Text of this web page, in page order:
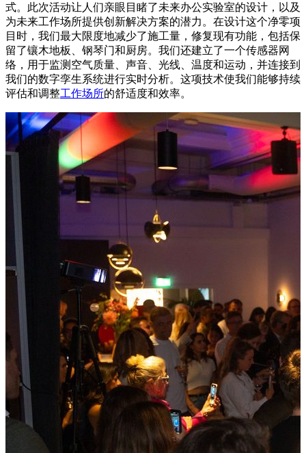
式。此次活动让人们亲眼目睹了未来办公实验室的设计，以及
为未来工作场所提供创新解决方案的潜力。在设计这个净零项
目时，我们最大限度地减少了施工量，修复现有功能，包括保
留了镶木地板、钢琴门和厨房。我们还建立了一个传感器网
络，用于监测空气质量、声音、光线、温度和运动，并连接到
我们的数字孪生系统进行实时分析。这项技术使我们能够持续
评估和调整工作场所的舒适度和效率。